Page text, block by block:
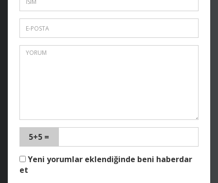
5+5 =
Yeni yorumlar eklendiğinde beni haberdar
et